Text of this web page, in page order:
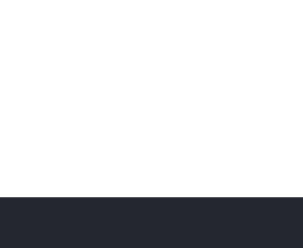
- Heiligenhafener Post
Mit Riesenschritten vorwärts -